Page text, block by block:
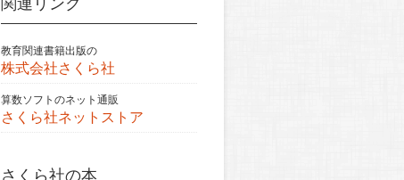
関連リンク
教育関連書籍出版の
株式会社さくら社
算数ソフトのネット通販
さくら社ネットストア
さくら社の本